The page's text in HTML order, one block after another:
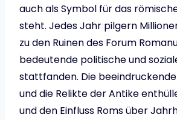
auch als Symbol für das
steht. Jedes Jahr pilgern
zu den Ruinen des Forum
bedeutende politische und
stattfanden. Die
und die Relikte der Antike
und den Einfluss Roms über